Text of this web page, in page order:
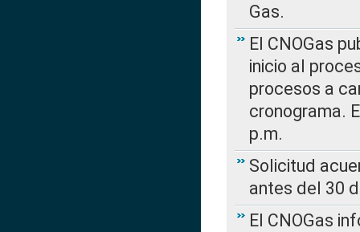
Gas.
El CNOGas
inicio al
procesos a
cronograma.
p.m.
Solicitud
antes del 30
El CNOGas